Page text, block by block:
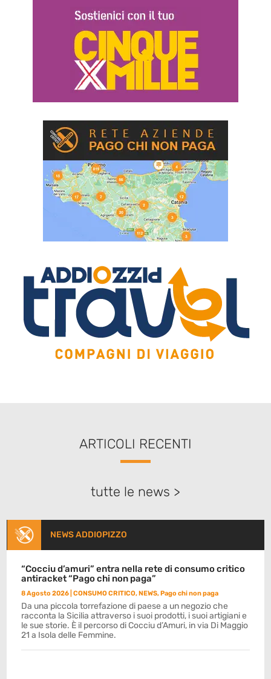
ARTICOLI RECENTI
tutte le news >
NEWS ADDIOPIZZO
“Cocciu d’amuri” entra nella rete di consumo critico
antiracket “Pago chi non paga”
8 Agosto 2026 |CONSUMO CRITICO,NEWS,Pago chi non paga
Da una piccola torrefazione di paese a un negozio che
racconta la Sicilia attraverso i suoi prodotti, i suoi artigiani e
le sue storie. È il percorso di Cocciu d’Amuri, in via Di Maggio
21 a Isola delle Femmine.